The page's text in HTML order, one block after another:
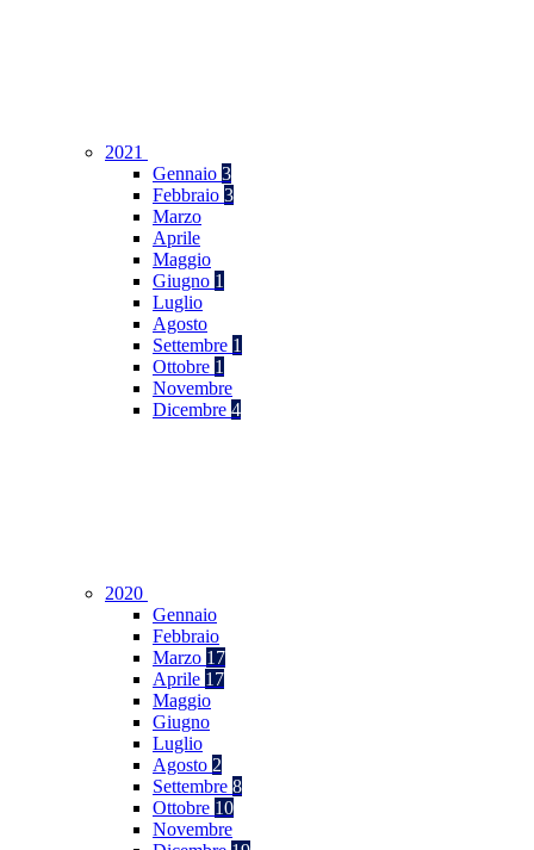
2021
Gennaio 3
Febbraio 3
Marzo
Aprile
Maggio
Giugno 1
Luglio
Agosto
Settembre 1
Ottobre 1
Novembre
Dicembre 4
2020
Gennaio
Febbraio
Marzo 17
Aprile 17
Maggio
Giugno
Luglio
Agosto 2
Settembre 8
Ottobre 10
Novembre